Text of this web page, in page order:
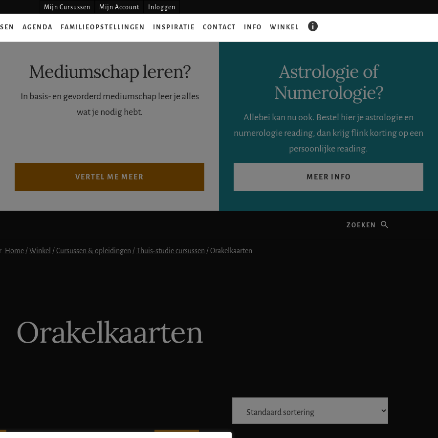
Mijn Cursussen Mijn Account Inloggen
Mediumschap leren?
In basis- en gevorderd mediumschap leer je alles
wat je nodig hebt.
VERTEL ME MEER
Astrologie of
Numerologie?
Allebei kan nu ook. Bestel hier je astrologie en
numerologie reading, dan krijg flink korting op een
persoonlijke reading.
MEER INFO
AGENDA FAMILIEOPSTELLINGEN INSPIRATIE CONTACT INFO WINKEL
IETS
Home / Winkel / Cursussen & opleidingen / Thuis-studie cursussen /Orakelkaarten
Orakelkaarten